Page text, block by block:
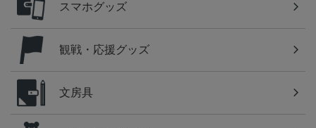
スマホグッズ
観戦・応援グッズ
文房具